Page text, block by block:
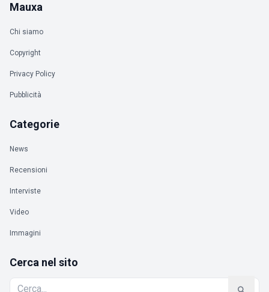
Mauxa
Chi siamo
Copyright
Privacy Policy
Pubblicità
Categorie
News
Recensioni
Interviste
Video
Immagini
Cerca nel sito